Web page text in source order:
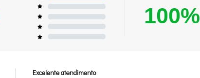
100%
Excelente atendimento